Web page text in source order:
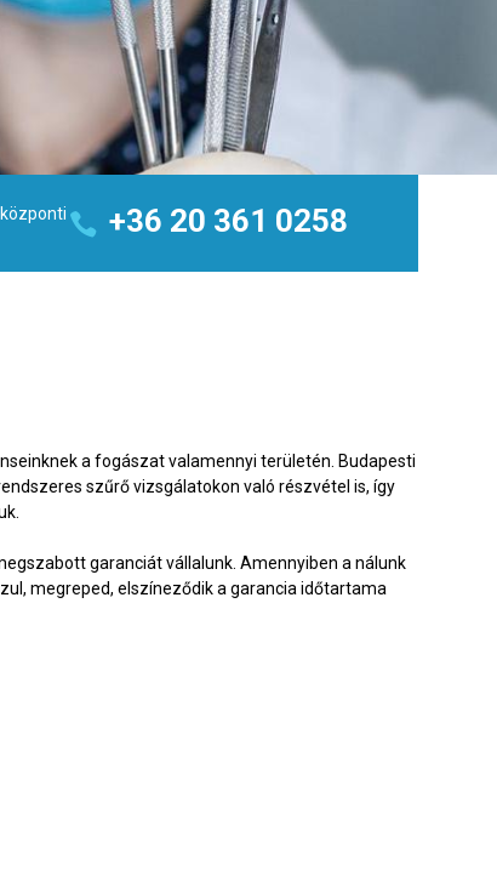
+36 20 361 0258
a fogászat valamennyi területén. Budapesti
szűrő vizsgálatokon való részvétel is, így
garanciát vállalunk. Amennyiben a nálunk
megreped, elszíneződik a garancia időtartama